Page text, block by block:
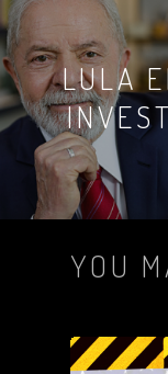
LULA
YOU